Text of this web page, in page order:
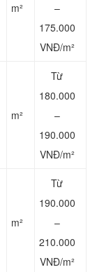
m²
–
175.000
VNĐ/m²
m²
Từ
180.000
–
190.000
VNĐ/m²
m²
Từ
190.000
–
210.000
VNĐ/m²